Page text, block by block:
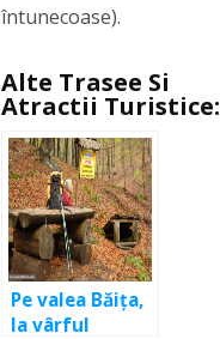
întunecoase).
Alte Trasee Si
Atractii Turistice:
Pe valea Băița,
la vârful